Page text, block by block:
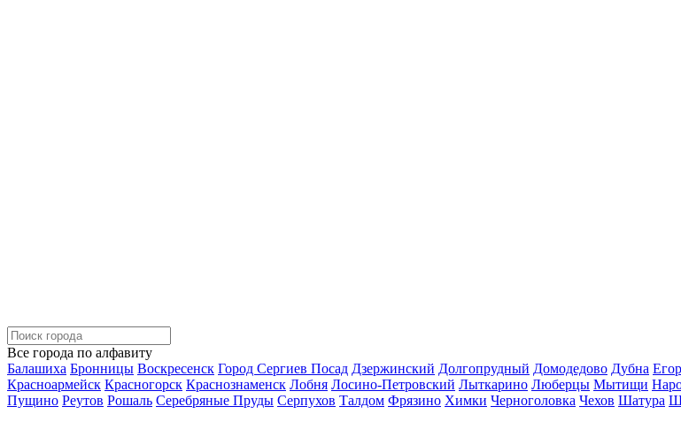
Все города по алфавиту
Балашиха Бронницы Воскресенск Город Сергиев Посад Дзержинский Долгопрудный Домодедово Дубна
Красноармейск Красногорск Краснознаменск Лобня Лосино-Петровский Лыткарино Люберцы Мытищи
Пущино Реутов Рошаль Серебряные Пруды Серпухов Талдом Фрязино Химки Черноголовка Чехов Шатура